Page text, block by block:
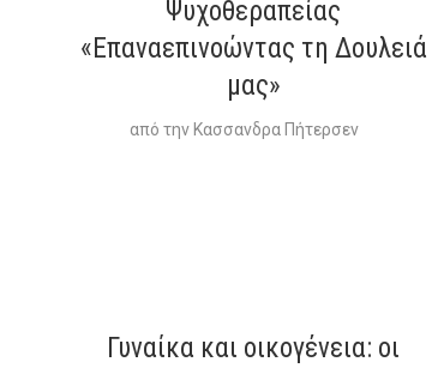
Ψυχοθεραπείας
«Επαναεπινοώντας τη Δουλειά
μας»
από την Κασσανδρα Πήτερσεν
Γυναίκα και οικογένεια: οι